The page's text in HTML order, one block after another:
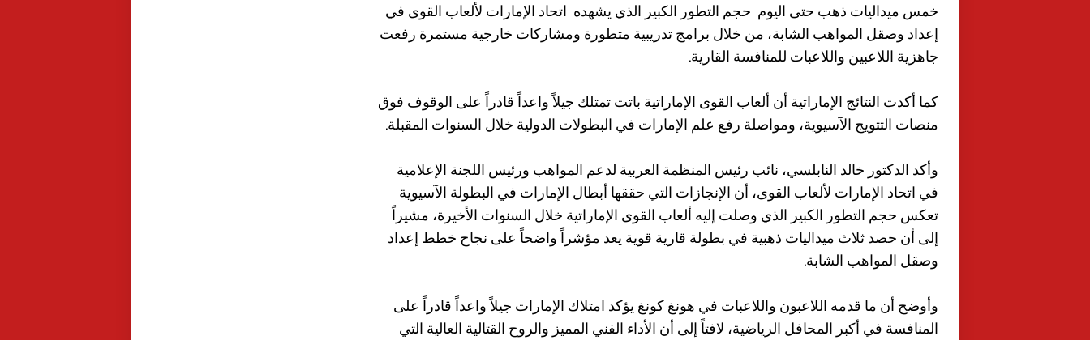
خمس ميداليات ذهب حتى اليوم حجم التطور الكبير الذي يشهده اتحاد الإمارات لألعاب القوى في
إعداد وصقل المواهب الشابة، من خلال برامج تدريبية متطورة ومشاركات خارجية مستمرة رفعت
جاهزية اللاعبين واللاعبات للمنافسة القارية.
كما أكدت النتائج الإماراتية أن ألعاب القوى الإماراتية باتت تمتلك جيلاً واعداً قادراً على الوقوف فوق
منصات التتويج الآسيوية، ومواصلة رفع علم الإمارات في البطولات الدولية خلال السنوات المقبلة.
وأكد الدكتور خالد النابلسي، نائب رئيس المنظمة العربية لدعم المواهب ورئيس اللجنة الإعلامية
في اتحاد الإمارات لألعاب القوى، أن الإنجازات التي حققها أبطال الإمارات في البطولة الآسيوية
تعكس حجم التطور الكبير الذي وصلت إليه ألعاب القوى الإماراتية خلال السنوات الأخيرة، مشيراً
إلى أن حصد ثلاث ميداليات ذهبية في بطولة قارية قوية يعد مؤشراً واضحاً على نجاح خطط إعداد
وصقل المواهب الشابة.
وأوضح أن ما قدمه اللاعبون واللاعبات في هونغ كونغ يؤكد امتلاك الإمارات جيلاً واعداً قادراً على
المنافسة في أكبر المحافل الرياضية، لافتاً إلى أن الأداء الفني المميز والروح القتالية العالية التي